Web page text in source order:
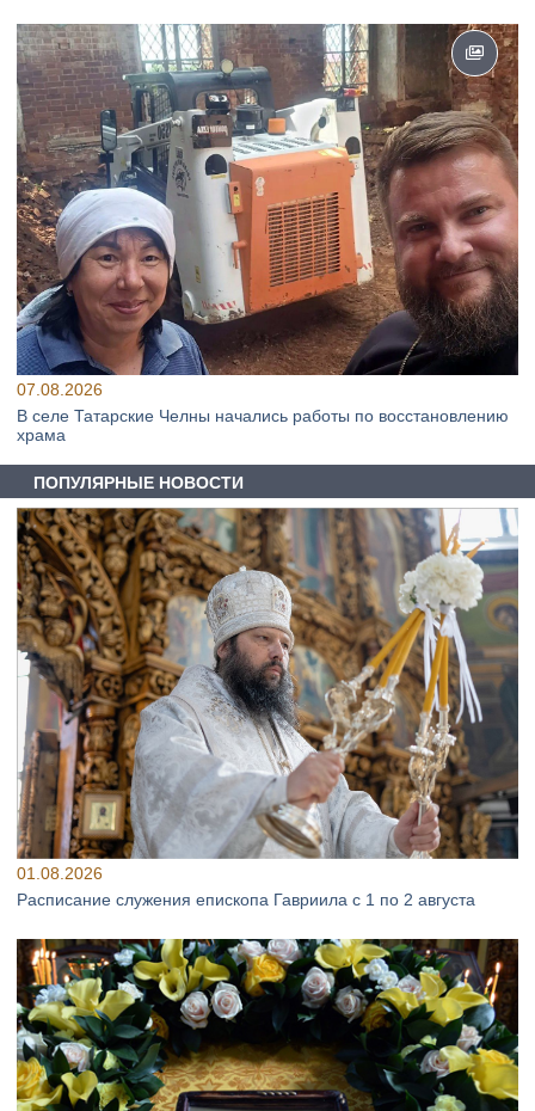
07.08.2026
В селе Татарские Челны начались работы по восстановлению
храма
ПОПУЛЯРНЫЕ НОВОСТИ
01.08.2026
Расписание служения епископа Гавриила с 1 по 2 августа